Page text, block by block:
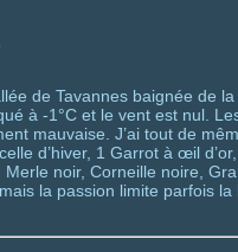
de Tavannes baignée de
à -1°C et le vent est nul.
mauvaise. J’ai tout de
d’hiver, 1 Garrot à œil
noir, Corneille noire,
la passion limite parfois la